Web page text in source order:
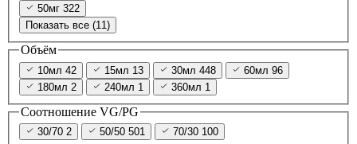
50мг 322
Показать все (11)
Объём
10мл 42 15мл 13 30мл 448 60мл 96
180мл 2 240мл 1 360мл 1
Соотношение VG/PG
30/70 2 50/50 501 70/30 100